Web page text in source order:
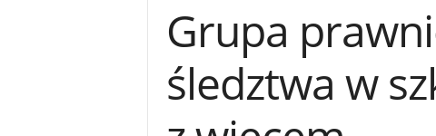
Grupa
śledztwa w